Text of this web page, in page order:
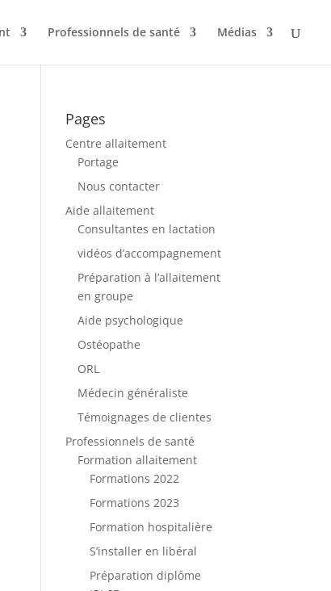
Professionnels de santé Médias
Pages
Centre allaitement
Portage
Nous contacter
Aide allaitement
Consultantes en lactation
vidéos d’accompagnement
Préparation à l’allaitement
en groupe
Aide psychologique
Ostéopathe
ORL
Médecin généraliste
Témoignages de clientes
Professionnels de santé
Formation allaitement
Formations 2022
Formations 2023
Formation hospitalière
S’installer en libéral
Préparation diplôme